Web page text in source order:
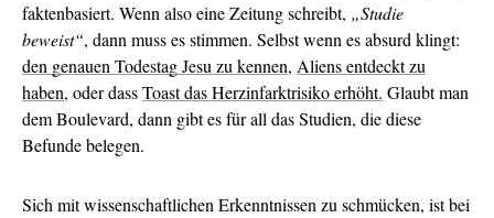
faktenbasiert. Wenn also eine Zeitung schreibt, „Studie
beweist“, dann muss es stimmen. Selbst wenn es absurd klingt:
den genauen Todestag Jesu zu kennen, Aliens entdeckt zu
haben, oder dassToast das Herzinfarktrisiko erhöht. Glaubt man
dem Boulevard, dann gibt es für all das Studien, die diese
Befunde belegen.
Sich mit wissenschaftlichen Erkenntnissen zu schmücken, ist bei